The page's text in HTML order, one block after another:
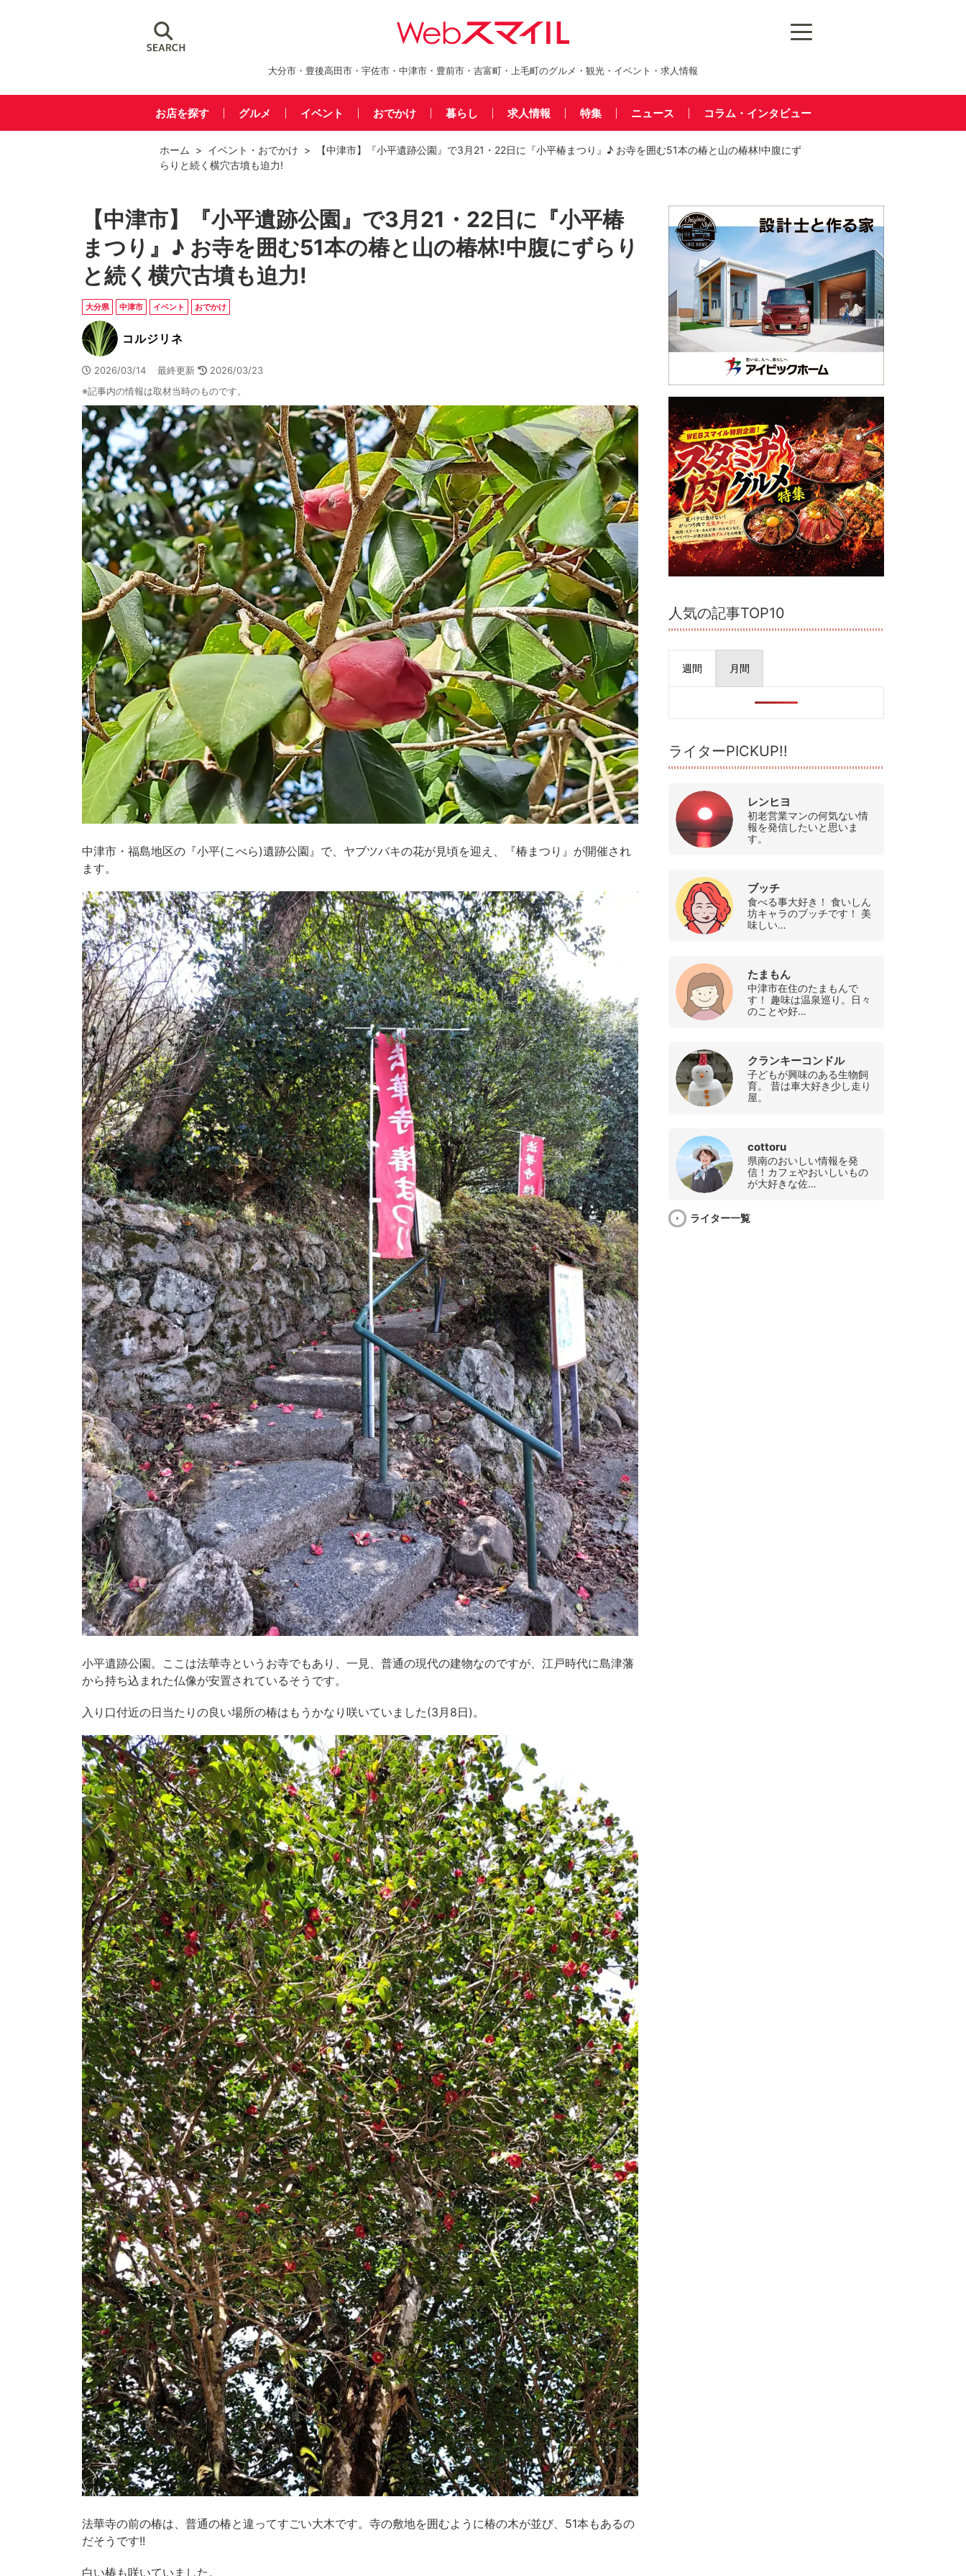
大分市・豊後高田市・宇佐市・中津市・豊前市・吉富町・上毛町のグルメ・観光・イベント・求人情報
お店を探す グルメ イベント おでかけ 暮らし 求人情報 特集 ニュース コラム・インタビュー
ホーム > イベント ・ おでかけ > 【中津市】『小平遺跡公園』で3月21・22日に『小平椿まつり』♪ お寺を囲む51本の椿と山の椿林!中腹にず
らりと続く横穴古墳も迫力!
【中津市】『小平遺跡公園』で3月21・22日に『小平椿
まつり』♪ お寺を囲む51本の椿と山の椿林!中腹にずらり
と続く横穴古墳も迫力!
大分県 中津市 イベント おでかけ
コルジリネ
2026/03/14 最終更新
2026/03/23
※記事内の情報は取材当時のものです。
中津市・福島地区の『小平(こべら)遺跡公園』で、ヤブツバキの花が見頃を迎え、『椿まつり』が開催され
ます。
小平遺跡公園。ここは法華寺というお寺でもあり、一見、普通の現代の建物なのですが、江戸時代に島津藩
から持ち込まれた仏像が安置されているそうです。
入り口付近の日当たりの良い場所の椿はもうかなり咲いていました(3月8日)。
法華寺の前の椿は、普通の椿と違ってすごい大木です。寺の敷地を囲むように椿の木が並び、51本もあるの
だそうです!!
白い椿も咲いていました。
人気の記事TOP10
週間 月間
ライターPICKUP!!
レンヒヨ
初老営業マンの何気ない情
報を発信したいと思いま
す。
ブッチ
食べる事大好き！ 食いしん
坊キャラのブッチです！ 美
味しい…
たまもん
中津市在住のたまもんで
す！ 趣味は温泉巡り。日々
のことや好…
クランキーコンドル
子どもが興味のある生物飼
育。 昔は車大好き少し走り
屋。
cottoru
県南のおいしい情報を発
信！カフェやおいしいもの
が大好きな佐…
ライター一覧